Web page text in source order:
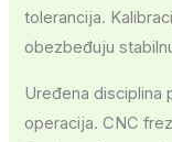
tolerancija.
obezbeđuju
Uređena disciplina
operacija. CNC